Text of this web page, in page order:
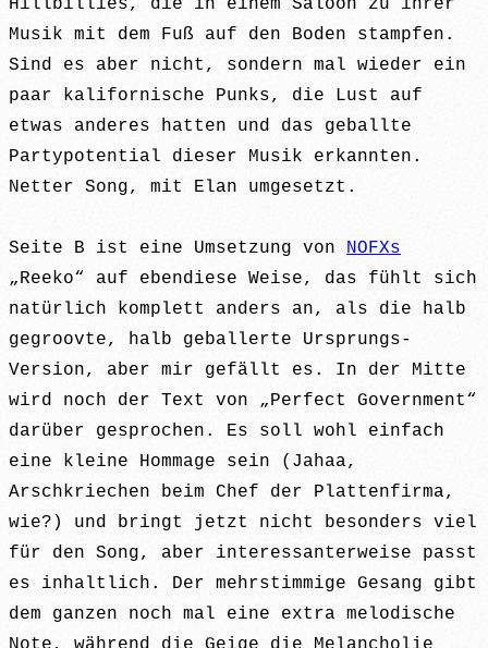
Hillbillies, die in einem Saloon zu ihrer
Musik mit dem Fuß auf den Boden stampfen.
Sind es aber nicht, sondern mal wieder ein
paar kalifornische Punks, die Lust auf
etwas anderes hatten und das geballte
Partypotential dieser Musik erkannten.
Netter Song, mit Elan umgesetzt.
Seite B ist eine Umsetzung von NOFXs
„Reeko“ auf ebendiese Weise, das fühlt sich
natürlich komplett anders an, als die halb
gegroovte, halb geballerte Ursprungs-
Version, aber mir gefällt es. In der Mitte
wird noch der Text von „Perfect Government“
darüber gesprochen. Es soll wohl einfach
eine kleine Hommage sein (Jahaa,
Arschkriechen beim Chef der Plattenfirma,
wie?) und bringt jetzt nicht besonders viel
für den Song, aber interessanterweise passt
es inhaltlich. Der mehrstimmige Gesang gibt
dem ganzen noch mal eine extra melodische